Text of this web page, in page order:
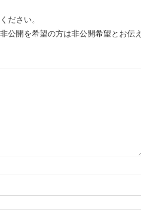
ださい。
公開を希望の方は非公開希望とお伝え